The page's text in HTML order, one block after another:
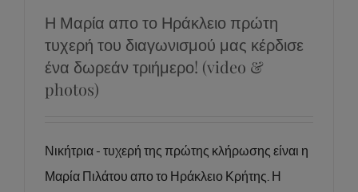
Η Μαρία απο το Ηράκλειο πρώτη
τυχερή του διαγωνισμού μας κέρδισε
ένα δωρεάν τριήμερο! (video &
photos)
Νικήτρια - τυχερή της πρώτης κλήρωσης είναι η
Μαρία Πιλάτου απο το Ηράκλειο Κρήτης. Η